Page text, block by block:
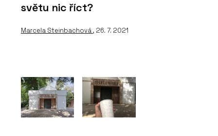
světu nic říct?
Marcela Steinbachová, 26. 7. 2021